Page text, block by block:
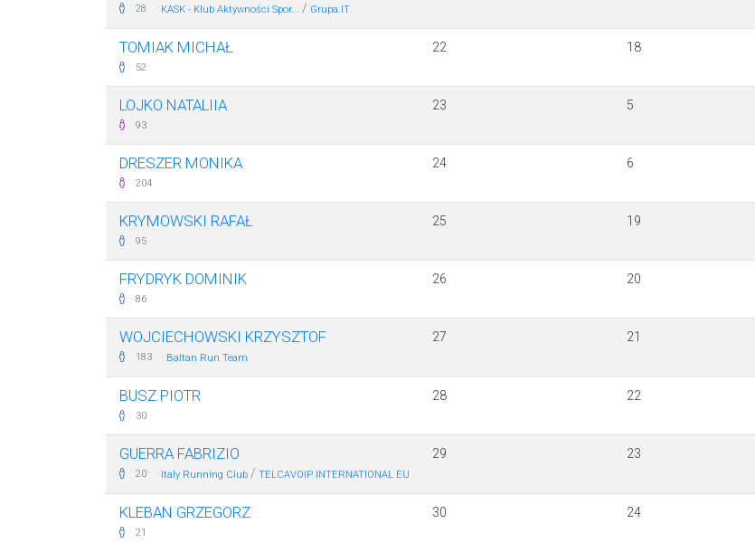
28 · KASK - Klub Aktywności Spor... / Grupa.IT
TOMIAK MICHAŁ
52
22 18
LOJKO NATALIIA
93
23 5
DRESZER MONIKA
204
24 6
KRYMOWSKI RAFAŁ
95
25 19
FRYDRYK DOMINIK
86
26 20
WOJCIECHOWSKI KRZYSZTOF
183 · Baltan Run Team
27 21
BUSZ PIOTR
30
28 22
GUERRA FABRIZIO
20 · Italy Running Club / TELCAVOIP INTERNATIONAL EU
29 23
KLEBAN GRZEGORZ
21
30 24